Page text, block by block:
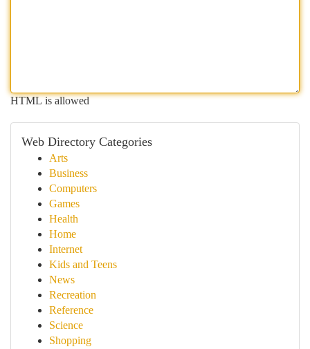
HTML is allowed
Web Directory Categories
Arts
Business
Computers
Games
Health
Home
Internet
Kids and Teens
News
Recreation
Reference
Science
Shopping